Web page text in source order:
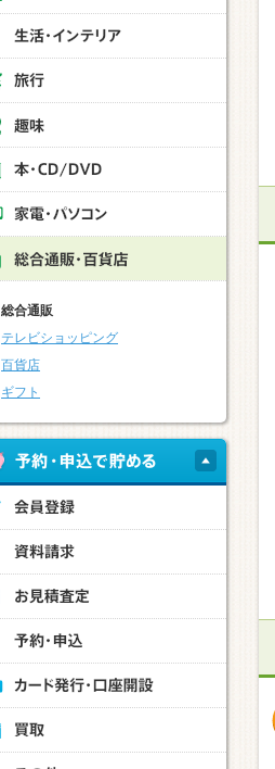
総合通販
テレビショッピング
百貨店
ギフト